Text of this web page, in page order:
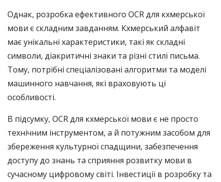
Однак, розробка ефективного OCR для кхмерської
мови є складним завданням. Кхмерський алфавіт
має унікальні характеристики, такі як складні
символи, діакритичні знаки та різні стилі письма.
Тому, потрібні спеціалізовані алгоритми та моделі
машинного навчання, які враховують ці
особливості.
В підсумку, OCR для кхмерської мови є не просто
технічним інструментом, а й потужним засобом для
збереження культурної спадщини, забезпечення
доступу до знань та сприяння розвитку мови в
сучасному цифровому світі. Інвестиції в розробку та